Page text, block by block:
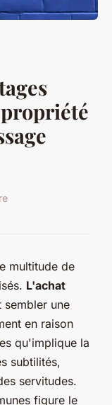
multitude de
L'achat
une
en raison
qu'implique la
subtilités,
servitudes.
figure le